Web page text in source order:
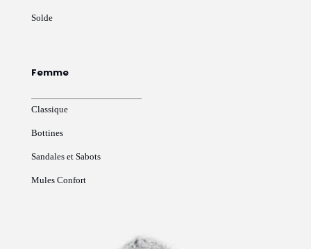
Solde
Femme
Classique
Bottines
Sandales et Sabots
Mules Confort